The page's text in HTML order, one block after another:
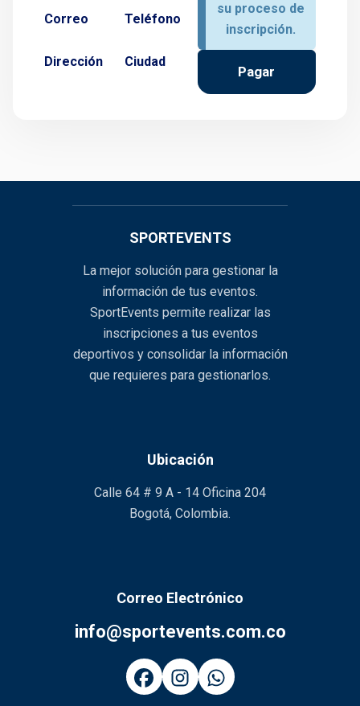
Correo Teléfono
Dirección Ciudad
su proceso de
inscripción.
Pagar
SPORTEVENTS
La mejor solución para gestionar la
información de tus eventos.
SportEvents permite realizar las
inscripciones a tus eventos
deportivos y consolidar la información
que requieres para gestionarlos.
Ubicación
Calle 64 # 9 A - 14 Oficina 204
Bogotá, Colombia.
Correo Electrónico
info@sportevents.com.co